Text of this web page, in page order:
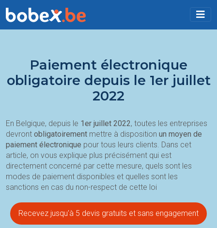
Paiement électronique
obligatoire depuis le 1er juillet
2022
En Belgique, depuis le 1er juillet 2022, toutes les entreprises
devront obligatoirement mettre à disposition un moyen de
paiement électronique pour tous leurs clients. Dans cet
article, on vous explique plus précisément qui est
directement concerné par cette mesure, quels sont les
modes de paiement disponibles et quelles sont les
sanctions en cas du non-respect de cette loi
Recevez jusqu'à 5 devis gratuits et sans engagement